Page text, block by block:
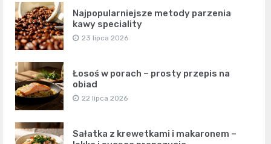
Najpopularniejsze metody parzenia
kawy speciality
23 lipca 2026
Łosoś w porach – prosty przepis na
obiad
22 lipca 2026
Sałatka z krewetkami i makaronem –